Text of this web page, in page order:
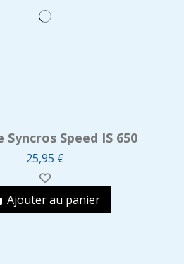
Syncros Speed IS 650
25,95 €
Ajouter au panier